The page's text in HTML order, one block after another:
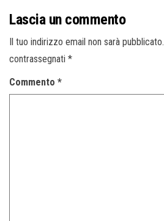
Lascia un commento
Il tuo indirizzo email non sarà pubblicato.
contrassegnati *
Commento *